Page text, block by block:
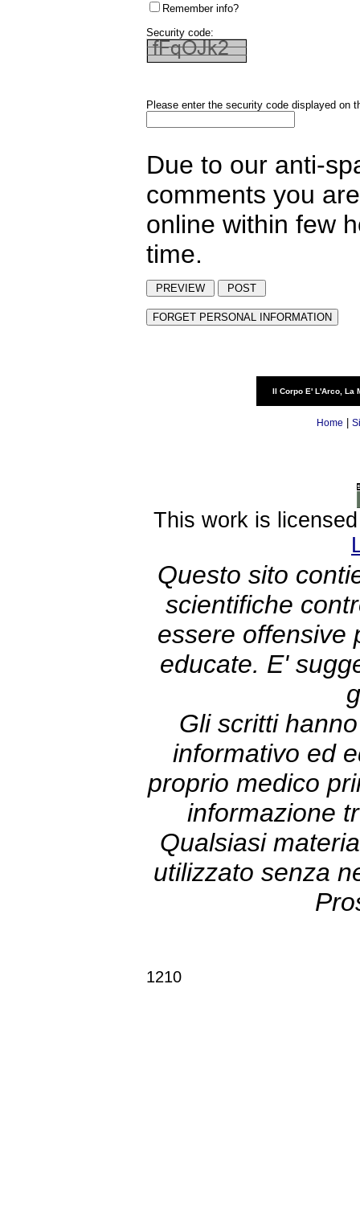
Remember info?
Security code:
Please enter the security code displayed on
Due to our anti-
comments you
online within few
time.
Il Corpo E' L'Arco, La
Home
This work is
Questo sito
scientifiche
essere offensive
educate. E'
Gli scritti
informativo ed
proprio medico
informazione
Qualsiasi
utilizzato senza
1210